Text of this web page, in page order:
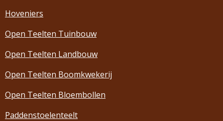
Hoveniers
Open Teelten Tuinbouw
Open Teelten Landbouw
Open Teelten Boomkwekerij
Open Teelten Bloembollen
Paddenstoelenteelt